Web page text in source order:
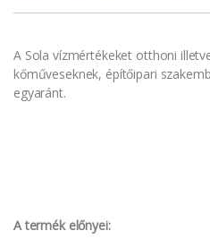
A Sola vízmértékeket otthoni
kőműveseknek, építőipari
egyaránt.
A termék előnyei: